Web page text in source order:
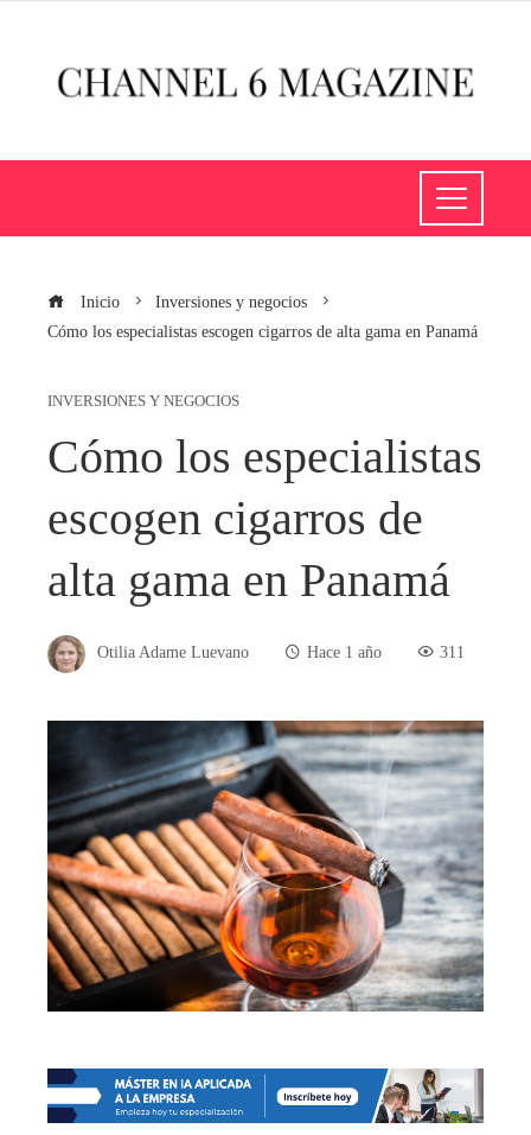
Inicio
Inversiones y negocios
Cómo los especialistas escogen cigarros de alta gama en Panamá
INVERSIONES Y NEGOCIOS
Cómo los especialistas
escogen cigarros de
alta gama en Panamá
Otilia Adame Luevano Hace 1 año 311